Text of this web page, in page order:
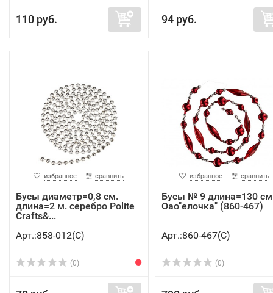
110 руб. 94 руб.
избранное сравнить
Бусы диаметр=0,8 см.
длина=2 м. серебро Polite
Crafts&...
Арт.:858-012(C)
(0)
избранное сравнить
Бусы № 9 длина=130
Оао"елочка" (860-467)
Арт.:860-467(C)
(0)